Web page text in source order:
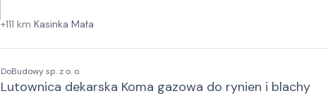
+111 km Kasinka Mała
DoBudowy sp. z o. o.
Lutownica dekarska Koma gazowa do rynien i blachy